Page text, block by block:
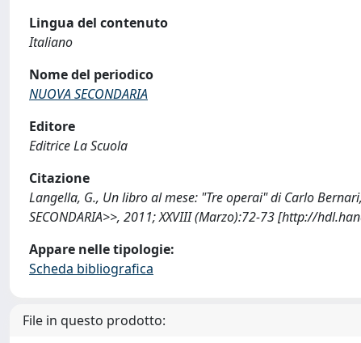
Lingua del contenuto
Italiano
Nome del periodico
NUOVA SECONDARIA
Editore
Editrice La Scuola
Citazione
Langella, G., Un libro al mese: "Tre operai" di Carlo
SECONDARIA>>, 2011; XXVIII (Marzo):72-73 [http://
Appare nelle tipologie:
Scheda bibliografica
File in questo prodotto: